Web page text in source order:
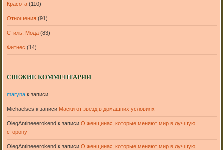
Красота(110)
Отношения(91)
Стиль, Мода(83)
Фитнес (14)
СВЕЖИЕ КОММЕНТАРИИ
marynaк записи
Michaelses к записи Маски от звезд в домашних условиях
OlegAntineeerokend к записи О женщинах, которые меняют мир в лучшую
сторону
OlegAntineeerokend к записи О женщинах, которые меняют мир в лучшую